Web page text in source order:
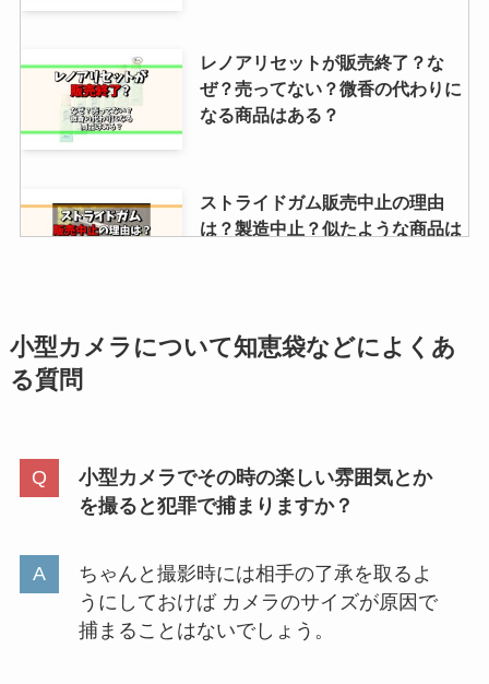
レノアリセットが販売終了？な
ぜ？売ってない？微香の代わりに
なる商品はある？
ストライドガム販売中止の理由
は？製造中止？似たような商品は
耕運機のレンタルはコメリででき
バルサンはどこで売ってる？ドン
キやドラッグストアで買える？安
わさびのり太郎が生産終了？体に
悪いって本当？ドンキや業務スー
小型カメラについて知恵袋などによくあ
る質問
小型カメラでその時の楽しい雰囲気とか
を撮ると犯罪で捕まりますか？
ちゃんと撮影時には相手の了承を取るよ
うにしておけば カメラのサイズが原因で
捕まることはないでしょう。